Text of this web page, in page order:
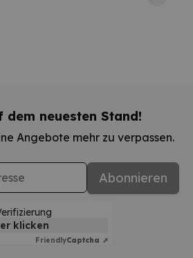
dem neuesten Stand!
Angebote mehr zu verpassen.
Abonnieren
klicken
FriendlyCaptcha ⇗